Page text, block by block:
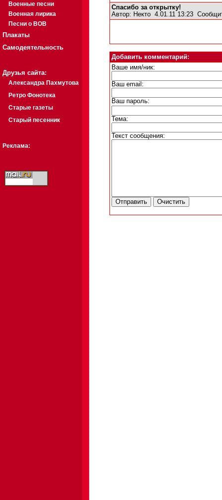
Военные песни
Военная лирика
Песни о ВОВ
Плакаты
Самодеятельность
Друзья сайта:
Александра Пахмутова
Ретро Фонотека
Старые газеты
Старый песенник
Реклама:
Спасибо за открытку!
Автор: Некто 4.01.11 13:23
Добавить комментарий:
Ваше имя/ник:
Ваш email:
Ваш пароль:
Тема:
Текст сообщения: